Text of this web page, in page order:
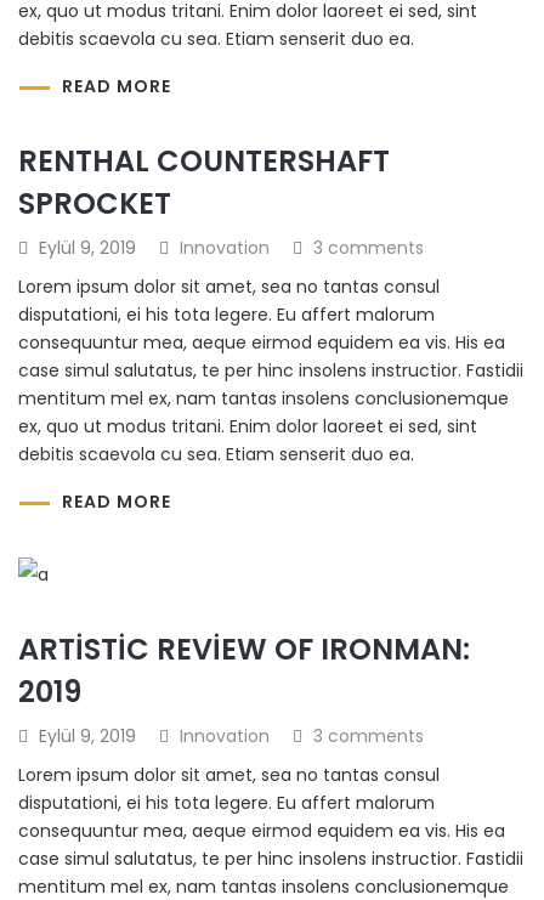
ex, quo ut modus tritani. Enim dolor laoreet ei sed, sint
debitis scaevola cu sea. Etiam senserit duo ea.
READ MORE
RENTHAL COUNTERSHAFT
SPROCKET
Eylül 9, 2019 Innovation
3 comments
Lorem ipsum dolor sit amet, sea no tantas consul
disputationi, ei his tota legere. Eu affert malorum
consequuntur mea, aeque eirmod equidem ea vis. His ea
case simul salutatus, te per hinc insolens instructior. Fastidii
mentitum mel ex, nam tantas insolens conclusionemque
ex, quo ut modus tritani. Enim dolor laoreet ei sed, sint
debitis scaevola cu sea. Etiam senserit duo ea.
READ MORE
ARTISTIC REVIEW OF IRONMAN:
2019
Eylül 9, 2019 Innovation
3 comments
Lorem ipsum dolor sit amet, sea no tantas consul
disputationi, ei his tota legere. Eu affert malorum
consequuntur mea, aeque eirmod equidem ea vis. His ea
case simul salutatus, te per hinc insolens instructior. Fastidii
mentitum mel ex, nam tantas insolens conclusionemque